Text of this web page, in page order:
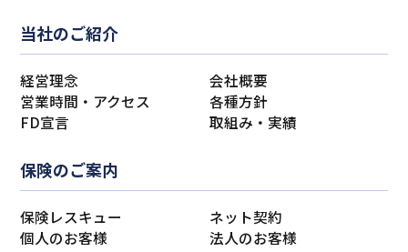
当社のご紹介
経営理念
会社概要
営業時間・アクセス
各種方針
FD宣言
取組み・実績
保険のご案内
保険レスキュー
ネット契約
個人のお客様
法人のお客様